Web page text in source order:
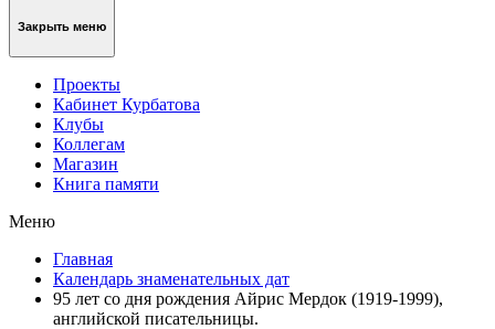
Закрыть меню
Проекты
Кабинет Курбатова
Клубы
Коллегам
Магазин
Книга памяти
Меню
Главная
Календарь знаменательных дат
95 лет со дня рождения Айрис Мердок (1919-1999),
английской писательницы.